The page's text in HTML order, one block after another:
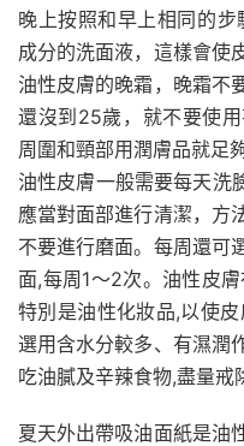
晚上按照和早上相同的
成分的洗面液，這樣會使
油性皮膚的晚霜，晚霜不
還沒到25歲，就不要使
周圍和頸部用潤膚品就足夠
油性皮膚一般需要每天洗
應當對面部進行清潔，方
不要進行磨面。每周還可
面,每周1～2次。油性皮
特別是油性化妝品,以使
選用含水分較多、有濕潤
吃油膩及辛辣食物,盡量戒
夏天外出帶吸油面紙是油